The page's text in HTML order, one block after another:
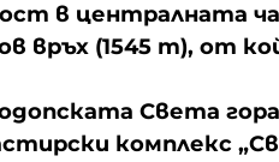
в централната
връх (1545 m), от
Света гора
комплекс